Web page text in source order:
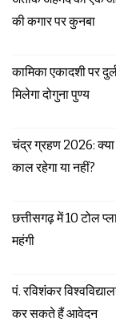
की कगार पर कुनबा
कामिका एकादशी पर
मिलेगा दोगुना पुण्य
चंद्र ग्रहण 2026: क्या
काल रहेगा या नहीं?
छत्तीसगढ़ में 10 टोल
महंगी
पं. रविशंकर
कर सकते हैं आवेदन